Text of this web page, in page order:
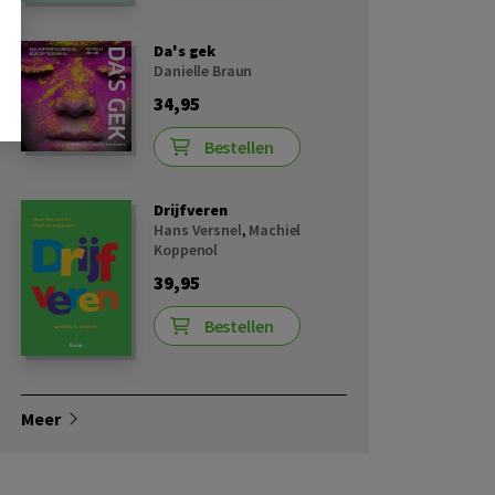
Da's gek
Danielle Braun
34,95
Bestellen
Drijfveren
Hans Versnel, Machiel
Koppenol
39,95
Bestellen
Meer